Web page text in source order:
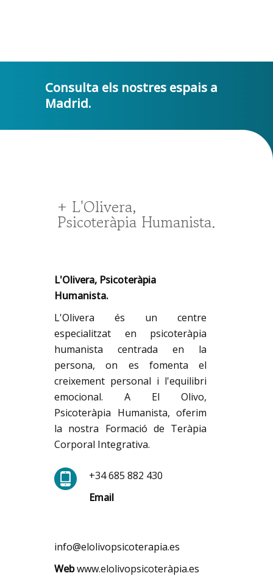
Consulta els nostres espais a
Madrid.
+ L'Olivera,
Psicoteràpia Humanista.
L'Olivera, Psicoteràpia
Humanista.
L'Olivera és un centre
especialitzat en psicoteràpia
humanista centrada en la
persona, on es fomenta el
creixement personal i l'equilibri
emocional. A El Olivo,
Psicoteràpia Humanista, oferim
la nostra Formació de Teràpia
Corporal Integrativa.
+34 685 882 430
Email
info@elolivopsicoterapia.es
Webwww.elolivopsicoteràpia.es